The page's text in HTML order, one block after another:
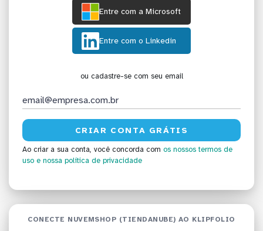
Entre com a Microsoft
Entre com o Linkedin
ou cadastre-se com seu email
Ao criar a sua conta, você concorda com os nossos termos de
uso e nossa política de privacidade
CONECTE NUVEMSHOP (TIENDANUBE) AO KLIPFOLIO